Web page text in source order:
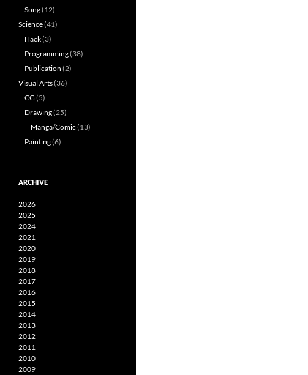
Song(12)
Science(41)
Hack(3)
Programming(38)
Publication (2)
Visual Arts(36)
CG (5)
Drawing(25)
Manga/Comic (13)
Painting(6)
ARCHIVE
2026
2025
2024
2021
2020
2019
2018
2017
2016
2015
2014
2013
2012
2011
2010
2009